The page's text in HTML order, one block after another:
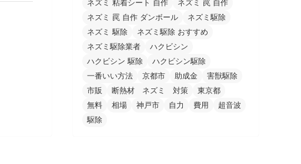
ネズミ 粘着シート 自作
ネズミ 罠 自作
ネズミ 罠 自作 ダンボール
ネズミ駆除
ネズミ 駆除
ネズミ駆除 おすすめ
ネズミ駆除業者
ハクビシン
ハクビシン 駆除
ハクビシン駆除
一番いい方法
京都市 助成金
害獣駆除
市販
断熱材 ネズミ 対策
東京都
無料
相場 神戸市 自力 費用
超音波
駆除